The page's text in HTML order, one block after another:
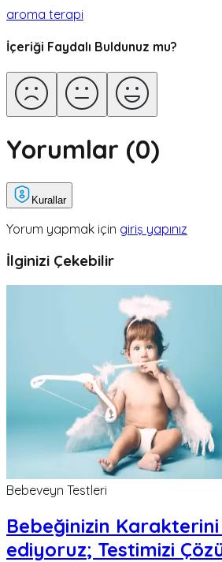
aroma terapi
İçeriği Faydalı Buldunuz mu?
Yorumlar (0)
Kurallar
Yorum yapmak için giriş yapınız
İlginizi Çekebilir
Bebeveyn Testleri
Bebeğinizin
ediyoruz; Testimizi